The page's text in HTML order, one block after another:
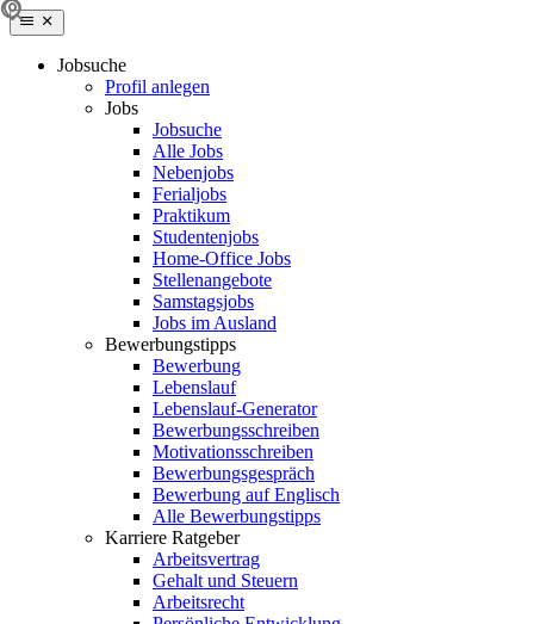
Jobsuche
Profil anlegen
Jobs
Jobsuche
Alle Jobs
Nebenjobs
Ferialjobs
Praktikum
Studentenjobs
Home-Office Jobs
Stellenangebote
Samstagsjobs
Jobs im Ausland
Bewerbungstipps
Bewerbung
Lebenslauf
Lebenslauf-Generator
Bewerbungsschreiben
Motivationsschreiben
Bewerbungsgespräch
Bewerbung auf Englisch
Alle Bewerbungstipps
Karriere Ratgeber
Arbeitsvertrag
Gehalt und Steuern
Arbeitsrecht